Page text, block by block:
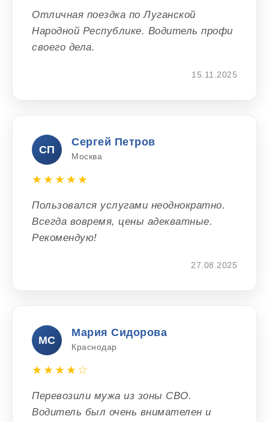
Отличная поездка по Луганской
Народной Республике. Водитель профи
своего дела.
15.11.2025
СП
Сергей Петров
Москва
★★★★★
Пользовался услугами неоднократно.
Всегда вовремя, цены адекватные.
Рекомендую!
27.08.2025
МС
Мария Сидорова
Краснодар
★★★★☆
Перевозили мужа из зоны СВО.
Водитель был очень внимателен и